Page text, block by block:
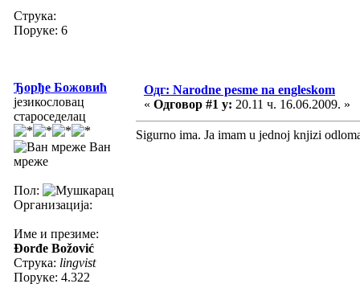
Струка:
Поруке: 6
Ђорђе Божовић
језикословац
староседелац
Ван
мреже
Пол:
Организација:
Име и презиме:
Đorđe Božović
Струка: lingvist
Поруке: 4.322
Одг: Narodne pesme na engleskom
« Одговор #1 у: 20.11 ч. 16.06.2009. »
Sigurno ima. Ja imam u jednoj knjizi